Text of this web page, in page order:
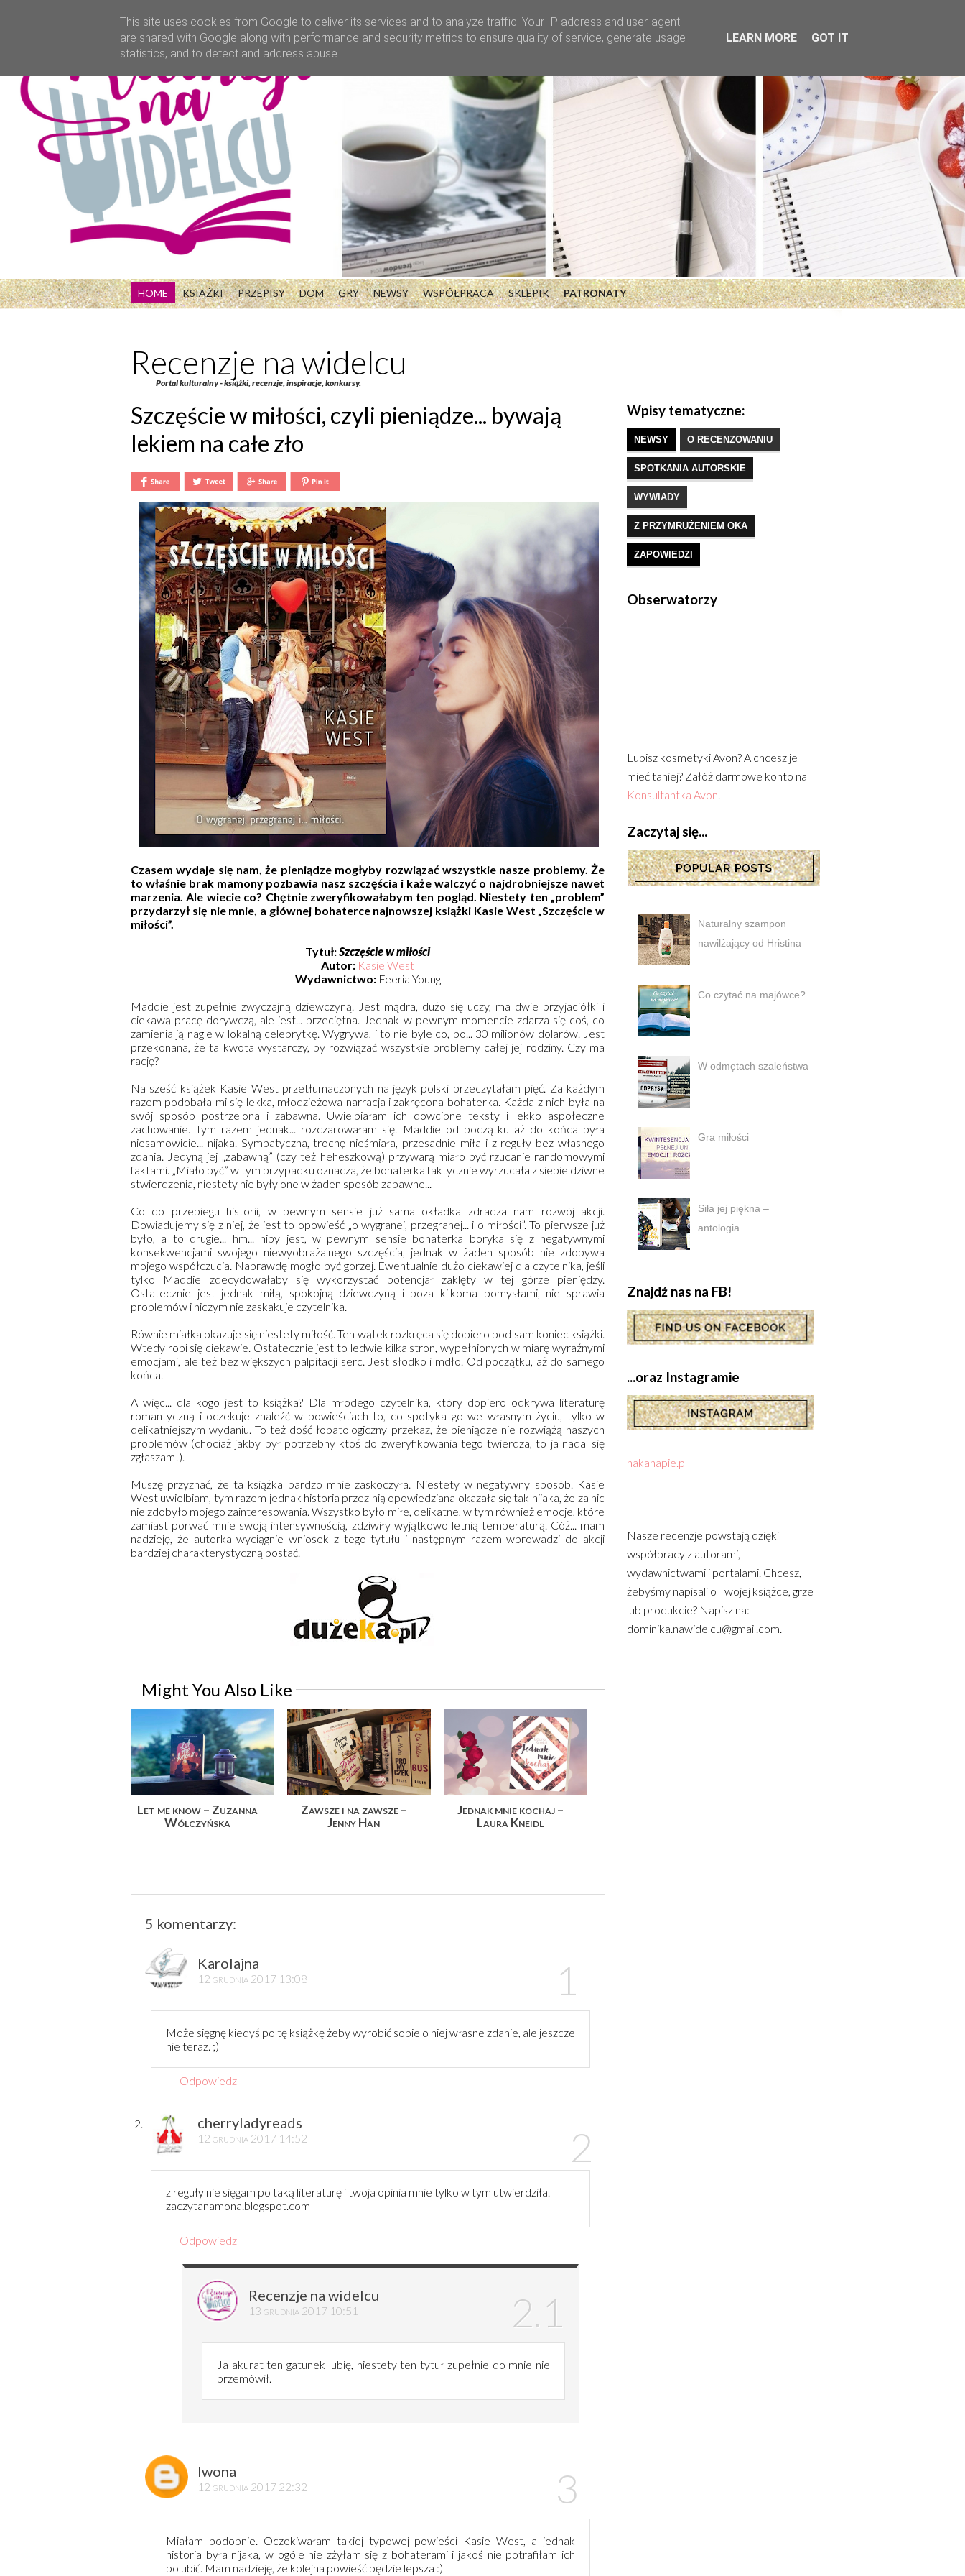
HOME KSIĄŻKI PRZEPISY DOM GRY NEWSY WSPÓŁPRACA SKLEPIK PATRONATY
Recenzje na widelcu
Portal kulturalny - książki, recenzje, inspiracje, konkursy.
Szczęście w miłości, czyli pieniądze... bywają
lekiem na całe zło
Czasem wydaje się nam, że pieniądze mogłyby rozwiązać wszystkie nasze problemy. Że
to właśnie brak mamony pozbawia nasz szczęścia i każe walczyć o najdrobniejsze nawet
marzenia. Ale wiecie co? Chętnie zweryfikowałabym ten pogląd. Niestety ten „problem”
przydarzył się nie mnie, a głównej bohaterce najnowszej książki Kasie West „Szczęście w
miłości”.
Tytuł:Szczęście w miłości
Autor: Kasie West
Wydawnictwo: Feeria Young
Maddie jest zupełnie zwyczajną dziewczyną. Jest mądra, dużo się uczy, ma dwie przyjaciółki i
ciekawą pracę dorywczą, ale jest... przeciętna. Jednak w pewnym momencie zdarza się coś, co
zamienia ją nagle w lokalną celebrytkę. Wygrywa, i to nie byle co, bo... 30 milionów dolarów. Jest
przekonana, że ta kwota wystarczy, by rozwiązać wszystkie problemy całej jej rodziny. Czy ma
rację?
Na sześć książek Kasie West przetłumaczonych na język polski przeczytałam pięć. Za każdym
razem podobała mi się lekka, młodzieżowa narracja i zakręcona bohaterka. Każda z nich była na
swój sposób postrzelona i zabawna. Uwielbiałam ich dowcipne teksty i lekko aspołeczne
zachowanie. Tym razem jednak... rozczarowałam się. Maddie od początku aż do końca była
niesamowicie... nijaka. Sympatyczna, trochę nieśmiała, przesadnie miła i z reguły bez własnego
zdania. Jedyną jej „zabawną” (czy też heheszkową) przywarą miało być rzucanie randomowymi
faktami. „Miało być” w tym przypadku oznacza, że bohaterka faktycznie wyrzucała z siebie dziwne
stwierdzenia, niestety nie były one w żaden sposób zabawne...
Co do przebiegu historii, w pewnym sensie już sama okładka zdradza nam rozwój akcji.
Dowiadujemy się z niej, że jest to opowieść „o wygranej, przegranej... i o miłości”. To pierwsze już
było, a to drugie... hm... niby jest, w pewnym sensie bohaterka boryka się z negatywnymi
konsekwencjami swojego niewyobrażalnego szczęścia, jednak w żaden sposób nie zdobywa
mojego współczucia. Naprawdę mogło być gorzej. Ewentualnie dużo ciekawiej dla czytelnika, jeśli
tylko Maddie zdecydowałaby się wykorzystać potencjał zaklęty w tej górze pieniędzy.
Ostatecznie jest jednak miłą, spokojną dziewczyną i poza kilkoma pomysłami, nie sprawia
problemów i niczym nie zaskakuje czytelnika.
Równie miałka okazuje się niestety miłość. Ten wątek rozkręca się dopiero pod sam koniec książki.
Wtedy robi się ciekawie. Ostatecznie jest to ledwie kilka stron, wypełnionych w miarę wyraźnymi
emocjami, ale też bez większych palpitacji serc. Jest słodko i mdło. Od początku, aż do samego
końca.
A więc... dla kogo jest to książka? Dla młodego czytelnika, który dopiero odkrywa literaturę
romantyczną i oczekuje znaleźć w powieściach to, co spotyka go we własnym życiu, tylko w
delikatniejszym wydaniu. To też dość łopatologiczny przekaz, że pieniądze nie rozwiążą naszych
problemów (chociaż jakby był potrzebny ktoś do zweryfikowania tego twierdza, to ja nadal się
zgłaszam!).
Muszę przyznać, że ta książka bardzo mnie zaskoczyła. Niestety w negatywny sposób. Kasie
West uwielbiam, tym razem jednak historia przez nią opowiedziana okazała się tak nijaka, że za nic
nie zdobyło mojego zainteresowania. Wszystko było miłe, delikatne, w tym również emocje, które
zamiast porwać mnie swoją intensywnością, zdziwiły wyjątkowo letnią temperaturą. Cóż... mam
nadzieję, że autorka wyciągnie wniosek z tego tytułu i następnym razem wprowadzi do akcji
bardziej charakterystyczną postać.
Might You Also Like
Let me know – Zuzanna
Wólczyńska
Zawsze i na zawsze –
Jenny Han
Jednak mnie kochaj –
Laura Kneidl
5 komentarzy:
Karolajna
12 grudnia 2017 13:08
Może sięgnę kiedyś po tę książkę żeby wyrobić sobie o niej własne zdanie, ale jeszcze
nie teraz. ;)
Odpowiedz
cherryladyreads
12 grudnia 2017 14:52
z reguły nie sięgam po taką literaturę i twoja opinia mnie tylko w tym utwierdziła.
zaczytanamona.blogspot.com
Odpowiedz
Recenzje na widelcu
13 grudnia 2017 10:51
Ja akurat ten gatunek lubię, niestety ten tytuł zupełnie do mnie nie
przemówił.
Iwona
12 grudnia 2017 22:32
Miałam podobnie. Oczekiwałam takiej typowej powieści Kasie West, a jednak
historia była nijaka, w ogóle nie zżyłam się z bohaterami i jakoś nie potrafiłam ich
polubić. Mam nadzieję, że kolejna powieść będzie lepsza :)
Wpisy tematyczne:
NEWSY O RECENZOWANIU
SPOTKANIA AUTORSKIE
WYWIADY
Z PRZYMRUŻENIEM OKA
ZAPOWIEDZI
Obserwatorzy
Lubisz kosmetyki Avon? A chcesz je
mieć taniej? Załóż darmowe konto na
Konsultantka Avon.
Zaczytaj się...
Naturalny szampon
nawilżający od Hristina
Co czytać na majówce?
W odmętach szaleństwa
Gra miłości
Siła jej piękna –
antologia
Znajdź nas na FB!
...oraz Instagramie
nakanapie.pl
Nasze recenzje powstają dzięki
współpracy z autorami,
wydawnictwami i portalami. Chcesz,
żebyśmy napisali o Twojej książce, grze
lub produkcie? Napisz na:
dominika.nawidelcu@gmail.com.
This site uses cookies from Google to deliver its services and to analyze traffic. Your IP address and user-agent
are shared with Google along with performance and security metrics to ensure quality of service, generate usage
statistics, and to detect and address abuse.
LEARN MORE GOT IT